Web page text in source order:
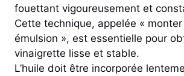
fouettant vigoureusement et
Cette technique, appelée « monter
émulsion », est essentielle pour
vinaigrette lisse et stable.
L’huile doit être incorporée